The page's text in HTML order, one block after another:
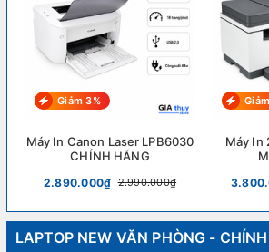
Giảm 3%
Máy In Canon Laser LPB6030
CHÍNH HÃNG
2.890.000₫ 2.990.000₫
Máy In
LAPTOP NEW VĂN PHÒNG -